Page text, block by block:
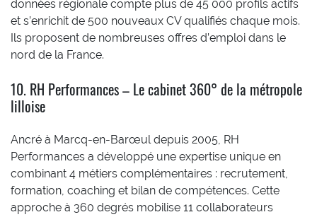
données régionale compte plus de 45 000 profils actifs
et s’enrichit de 500 nouveaux CV qualifiés chaque mois.
Ils proposent de nombreuses offres d’emploi dans le
nord de la France.
10. RH Performances – Le cabinet 360° de la métropole
lilloise
Ancré à Marcq-en-Barœul depuis 2005, RH
Performances a développé une expertise unique en
combinant 4 métiers complémentaires : recrutement,
formation, coaching et bilan de compétences. Cette
approche à 360 degrés mobilise 11 collaborateurs